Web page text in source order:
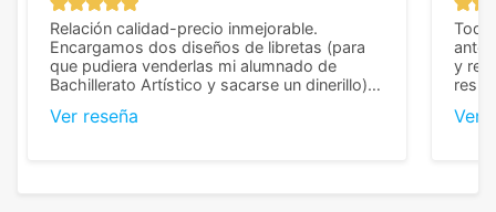
Relación calidad-precio inmejorable.
Encargamos dos diseños de libretas (para
que pudiera venderlas mi alumnado de
Bachillerato Artístico y sacarse un dinerillo) y
diferencia, con libretas de muy buena calidad
Ver reseña
Todo
y
Ver